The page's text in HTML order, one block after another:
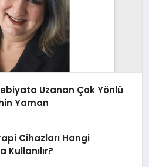
Uzanan Çok Yönlü
Yaman
Cihazları Hangi
Kullanılır?